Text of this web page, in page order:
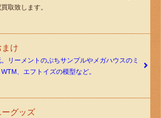
取致します。
け
リーメントのぷちサンプルやメガハウスのミ
、エフトイズの模型など。
グッズ